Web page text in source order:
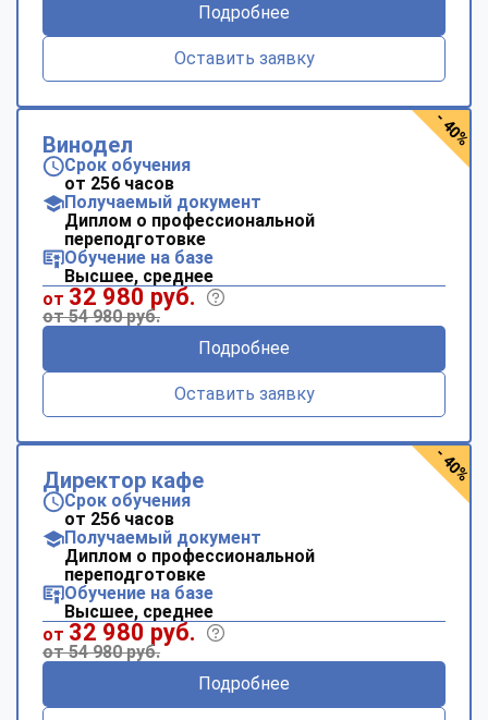
Подробнее
Оставить заявку
Винодел
Срок обучения
от 256 часов
Получаемый документ
Диплом о профессиональной
переподготовке
Обучение на базе
Высшее, среднее
от 32 980 руб.
от 54 980 руб.
Подробнее
Оставить заявку
- 40%
Директор кафе
Срок обучения
от 256 часов
Получаемый документ
Диплом о профессиональной
переподготовке
Обучение на базе
Высшее, среднее
от 32 980 руб.
от 54 980 руб.
Подробнее
- 40%